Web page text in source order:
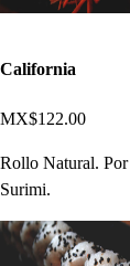
California
MX$122.00
Rollo Natural. Por
Surimi.